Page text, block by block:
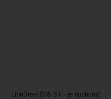
LionSteel B35 ST - je bushcraft